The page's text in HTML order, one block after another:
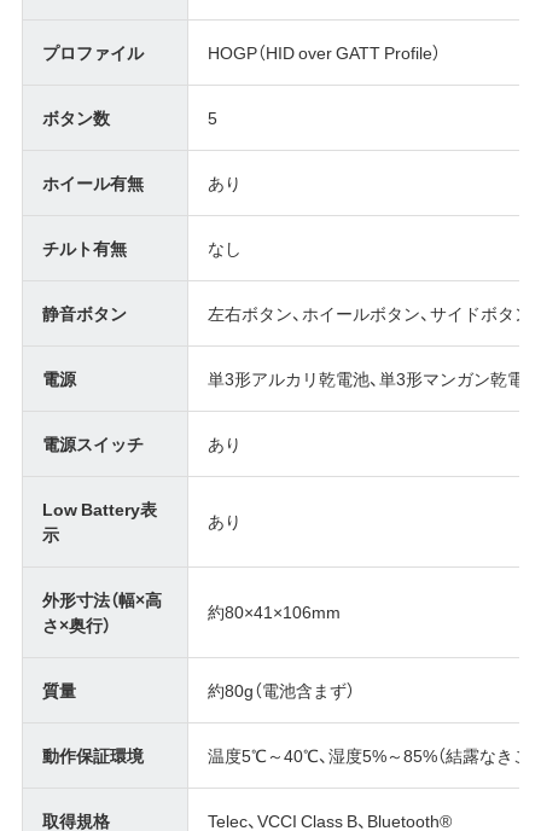
プロファイル HOGP（HID over GATT Profile）
ボタン数 5
ホイール有無 あり
チルト有無 なし
静音ボタン 左右ボタン、ホイールボタン、サイドボタン
電源 単3形アルカリ乾電池、単3形マンガン乾電
電源スイッチ あり
Low Battery表
示
あり
外形寸法（幅×高
さ×奥行）
約80×41×106mm
質量 約80g（電池含まず）
動作保証環境 温度5℃～40℃、湿度5%～85%（結露なきこ
取得規格 Telec、VCCI Class B、Bluetooth®